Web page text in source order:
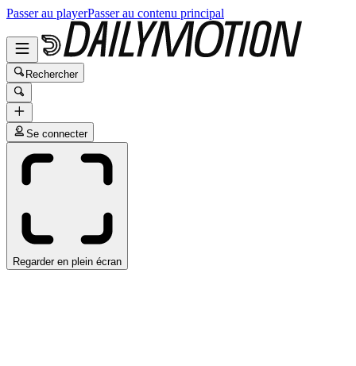
Passer au playerPasser au contenu principal
Rechercher
Se connecter
Regarder en plein écran